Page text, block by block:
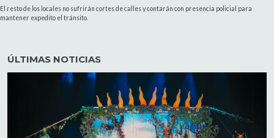
El resto de los locales no sufrirán cortes de calles y contarán con presencia policial para
mantener expedito el tránsito.
ÚLTIMAS NOTICIAS